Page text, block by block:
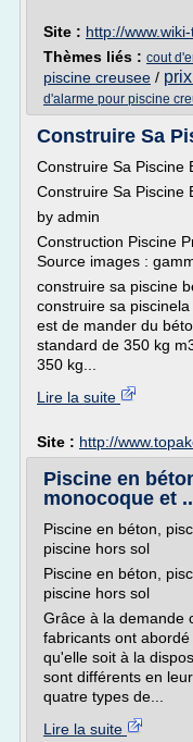
Site : http://
Thèmes liés : cout
piscine creusee /
d'alarme pour piscine
Construire Sa
Construire Sa Piscine
Construire Sa Piscine
by admin
Construction Piscine
Source images :
construire sa piscine
construire sa
est de mander du
standard de 350 kg
350 kg...
Lire la suite
Site : http://
Piscine en
monocoque et
Piscine en béton,
piscine hors sol
Piscine en béton,
piscine hors sol
Grâce à la demande
fabricants ont
qu'elle soit à la
sont différents en
quatre types de...
Lire la suite